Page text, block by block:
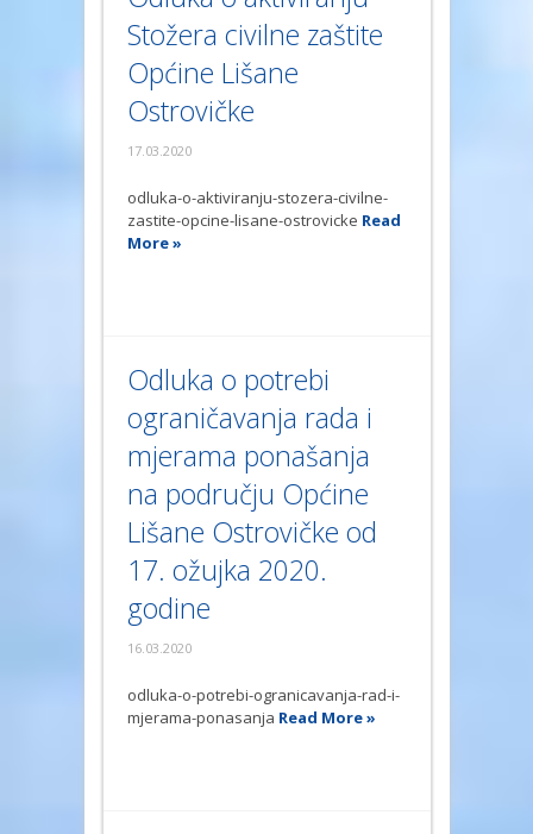
Stožera civilne zaštite
Općine Lišane
Ostrovičke
17.03.2020
odluka-o-aktiviranju-stozera-civilne-
zastite-opcine-lisane-ostrovicke Read
More »
Odluka o potrebi
ograničavanja rada i
mjerama ponašanja
na području Općine
Lišane Ostrovičke od
17. ožujka 2020.
godine
16.03.2020
odluka-o-potrebi-ogranicavanja-rad-i-
mjerama-ponasanja Read More »